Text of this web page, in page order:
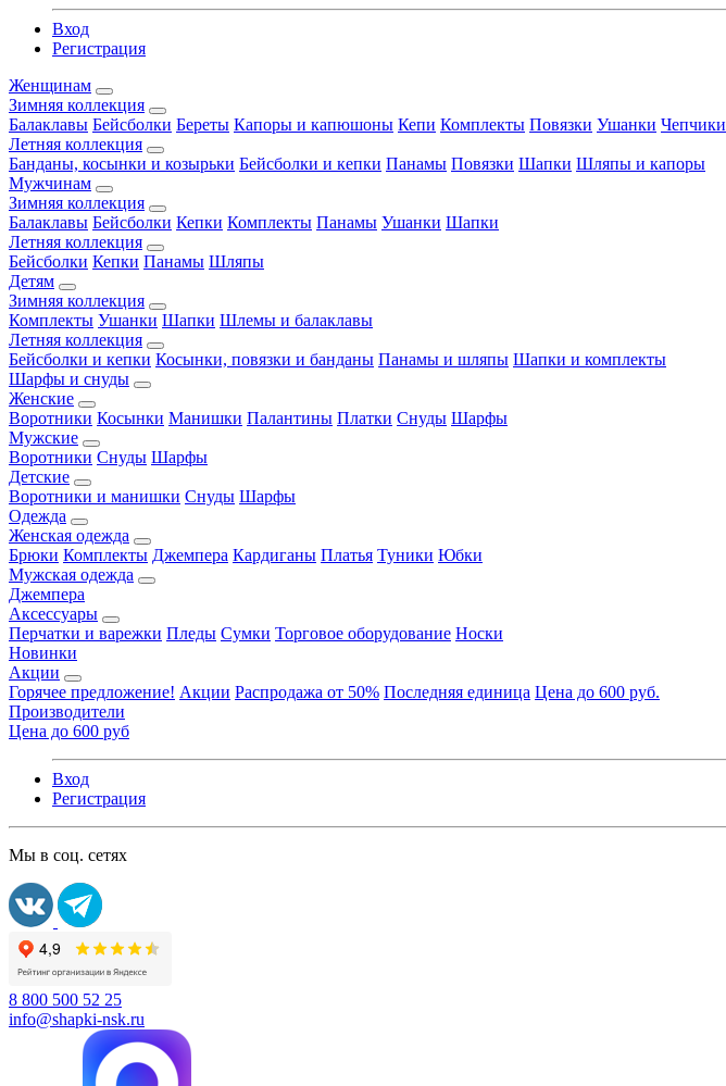
Вход
Регистрация
Женщинам
Зимняя коллекция
Балаклавы Бейсболки Береты Капоры и капюшоны Кепи Комплекты Повязки Ушанки Чепчики
Летняя коллекция
Банданы, косынки и козырьки Бейсболки и кепки Панамы Повязки Шапки Шляпы и капоры
Мужчинам
Зимняя коллекция
Балаклавы Бейсболки Кепки Комплекты Панамы Ушанки Шапки
Летняя коллекция
Бейсболки Кепки Панамы Шляпы
Детям
Зимняя коллекция
Комплекты Ушанки Шапки Шлемы и балаклавы
Летняя коллекция
Бейсболки и кепки Косынки, повязки и банданы Панамы и шляпы Шапки и комплекты
Шарфы и снуды
Женские
Воротники Косынки Манишки Палантины Платки Снуды Шарфы
Мужские
Воротники Снуды Шарфы
Детские
Воротники и манишки Снуды Шарфы
Одежда
Женская одежда
Брюки Комплекты Джемпера Кардиганы Платья Туники Юбки
Мужская одежда
Джемпера
Аксессуары
Перчатки и варежки Пледы Сумки Торговое оборудование Носки
Новинки
Акции
Горячее предложение! Акции Распродажа от 50% Последняя единица Цена до 600 руб.
Производители
Цена до 600 руб
Вход
Регистрация
Мы в соц. сетях
8 800 500 52 25
info@shapki-nsk.ru